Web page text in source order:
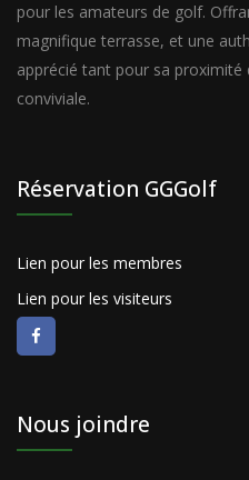
pour les amateurs de golf.
magnifique terrasse, et une
apprécié tant pour sa proximité
conviviale.
Réservation GGGolf
Lien pour les membres
Lien pour les visiteurs
Nous joindre